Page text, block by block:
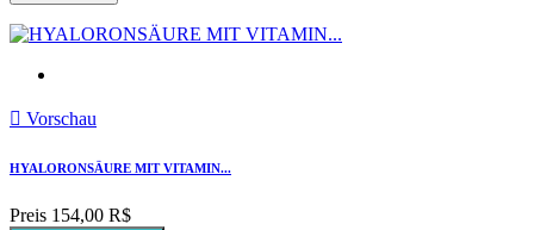
 Vorschau
HYALORONSÄURE MIT VITAMIN...
Preis 154,00 R$